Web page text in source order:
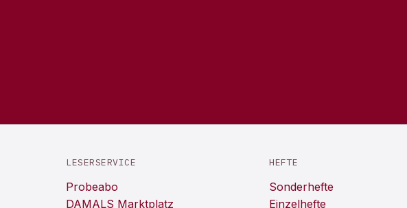
LESERSERVICE
Probeabo
DAMALS Marktplatz
HEFTE
Sonderhefte
Einzelhefte